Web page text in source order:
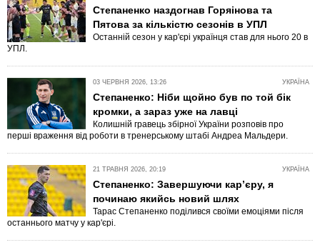
Степаненко наздогнав Горяінова та
Пятова за кількістю сезонів в УПЛ
Останній сезон у кар'єрі українця став для нього 20 в
УПЛ.
УКРАЇНА
03 ЧЕРВНЯ 2026, 13:26
Степаненко: Ніби щойно був по той бік
кромки, а зараз уже на лавці
Колишній гравець збірної України розповів про
перші враження від роботи в тренерському штабі Андреа Мальдери.
УКРАЇНА
21 ТРАВНЯ 2026, 20:19
Степаненко: Завершуючи кар’єру, я
починаю якийсь новий шлях
Тарас Степаненко поділився своїми емоціями після
останнього матчу у кар'єрі.